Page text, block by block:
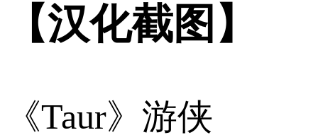
【汉化截图】
《Taur》游侠